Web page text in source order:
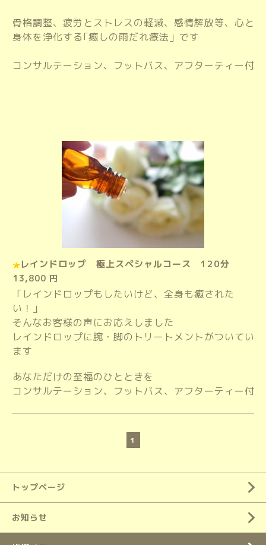
骨格調整、疲労とストレスの軽減、感情解放等、心と
身体を浄化する｢癒しの雨だれ療法」です
コンサルテーション、フットバス、アフターティー付
レインドロップ 極上スペシャルコース 120分
13,800 円
「レインドロップもしたいけど、全身も癒された
い！」
そんなお客様の声にお応えしました
レインドロップに腕・脚のトリートメントがついてい
ます
あなただけの至福のひとときを
コンサルテーション、フットバス、アフターティー付
1
トップページ
お知らせ